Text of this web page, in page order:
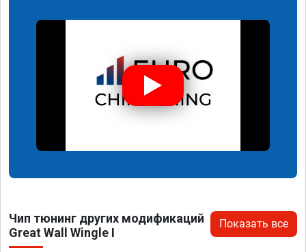
Чип тюнинг других модификаций
Great Wall Wingle I
Показать все